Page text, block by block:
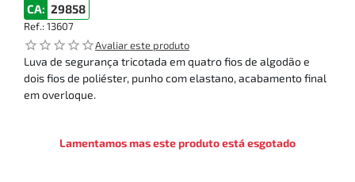
CA: 29858
Ref.: 13607
star_outline star_outline star_outline star_outline star_outlineAvaliar este produto
Luva de segurança tricotada em quatro fios de algodão e
dois fios de poliéster, punho com elastano, acabamento final
em overloque.
Lamentamos mas este produto está esgotado